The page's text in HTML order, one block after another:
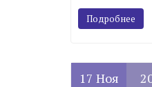
Подробнее
17 Ноя